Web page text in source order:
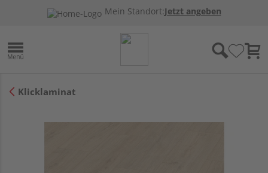
Mein Standort:Jetzt angeben
Klicklaminat